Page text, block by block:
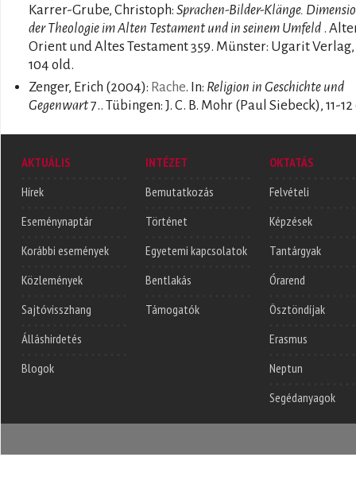
Karrer-Grube, Christoph: Sprachen-Bilder-Klänge.
der Theologie im Alten Testament und in seinem Umfeld .
Orient und Altes Testament 359. Münster: Ugarit
104 old.
Zenger, Erich (2004): Rache. In: Religion in Geschichte und
Gegenwart7.. Tübingen: J. C. B. Mohr (Paul Siebeck), 11-
AKTUÁLIS
Hírek
Eseménynaptár
Korábbi események
Közlemények
Sajtóvisszhang
Álláshirdetés
Blogok
INTÉZET
Bemutatkozás
Történet
Egyetemi kapcsolatok
Bentlakás
Támogatók
OKTATÁS
Felvételi
Képzések
Tantárgyak
Órarend
Ösztöndíjak
Erasmus
Neptun
Segédanyagok